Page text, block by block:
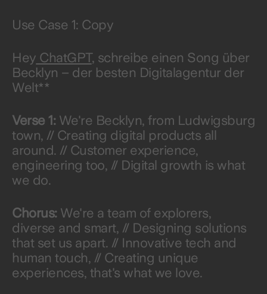
Use Case 1: Copy
Hey ChatGPT, schreibe einen Song über
Becklyn – der besten Digitalagentur der
Welt**
Verse 1:We're Becklyn, from Ludwigsburg
town, // Creating digital products all
around. // Customer experience,
engineering too, // Digital growth is what
we do.
Chorus:We're a team of explorers,
diverse and smart, // Designing solutions
that set us apart. // Innovative tech and
human touch, // Creating unique
experiences, that's what we love.